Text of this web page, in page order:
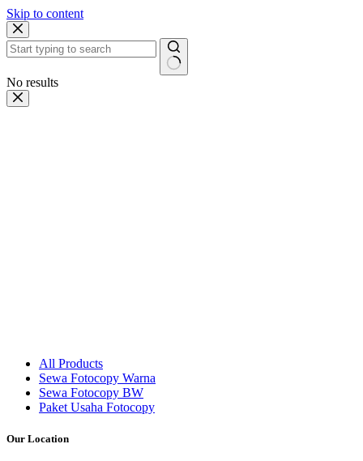
Skip to content
No results
All Products
Sewa Fotocopy Warna
Sewa Fotocopy BW
Paket Usaha Fotocopy
Our Location